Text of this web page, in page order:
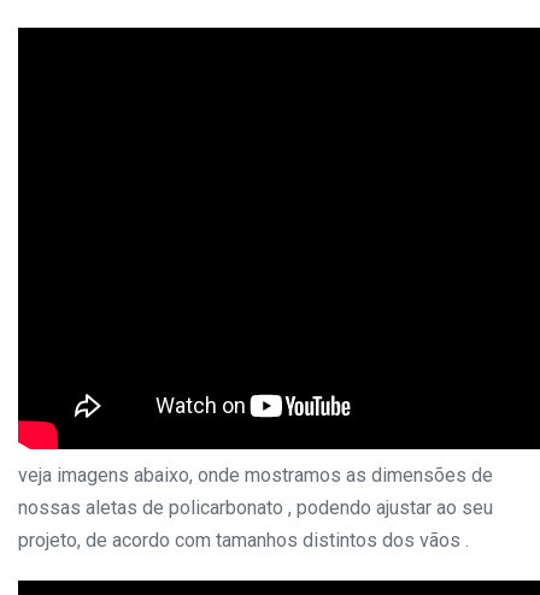
veja imagens abaixo, onde mostramos as dimensões de
nossas aletas de policarbonato , podendo ajustar ao seu
projeto, de acordo com tamanhos distintos dos vãos .